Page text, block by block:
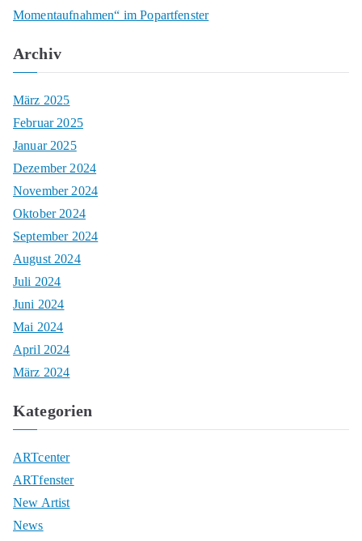
Momentaufnahmen“ im Popartfenster
Archiv
März 2025
Februar 2025
Januar 2025
Dezember 2024
November 2024
Oktober 2024
September 2024
August 2024
Juli 2024
Juni 2024
Mai 2024
April 2024
März 2024
Kategorien
ARTcenter
ARTfenster
New Artist
News